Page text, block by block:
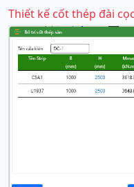
Thiết kế cốt thép đài cọc